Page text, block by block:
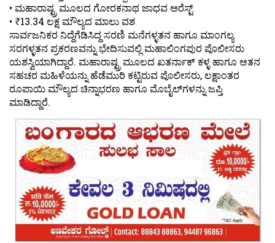
• ಮಹಾರಾಷ್ಟ್ರ ಮೂಲದ ಗೋರಕನಾಥ ಜಾಧವ ಅರೆಸ್ಟ್
• ₹13.34 ಲಕ್ಷ ಮೌಲ್ಯದ ಮಾಲು ವಶ
ಸಾರ್ವಜನಿಕರ ನಿದ್ದೆಗೆಡಿಸಿದ್ದ ಸರಣಿ ಮನೆಗಳ್ಳತನ ಹಾಗೂ ಮಾಂಗಲ್ಯ
ಸರಗಳ್ಳತನ ಪ್ರಕರಣವನ್ನು ಭೇದಿಸುವಲ್ಲಿ ಮಹಾಲಿಂಗಪುರ ಪೊಲೀಸರು
ಯಶಸ್ವಿಯಾಗಿದ್ದಾರೆ. ಮಹಾರಾಷ್ಟ್ರ ಮೂಲದ ಖತರ್ನಾಕ್ ಕಳ್ಳ ಹಾಗೂ ಆತನ
ಸಹಚರ ಮಹಿಳೆಯನ್ನು ಹೆಡೆಮುರಿ ಕಟ್ಟಿರುವ ಪೊಲೀಸರು, ಲಕ್ಷಾಂತರ
ರೂಪಾಯಿ ಮೌಲ್ಯದ ಚಿನ್ನಾಭರಣ ಹಾಗೂ ಮೊಬೈಲ್‌ಗಳನ್ನು ಜಪ್ತಿ
ಮಾಡಿದ್ದಾರೆ.